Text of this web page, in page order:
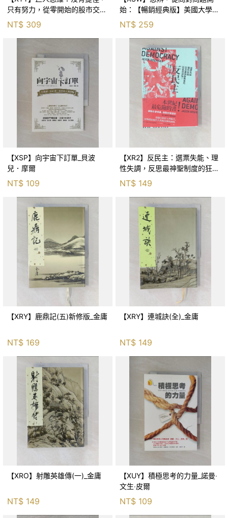
只有努力，從零開始的股市交易
員_巨人傑
NT$ 309
始：【暢銷經典版】美國大學邏
輯思考聖經_尼爾．布朗, 史都
華．基里, 羅耀宗, 蔡宏明, 黃賓
NT$ 259
【XSP】向宇宙下訂單_貝波
兒．摩爾
NT$ 109
【XR2】反民主：選票失能、理
性失調，反思最神聖制度的狂亂
NT$ 149
【XRY】鹿鼎記(五)新修版_金庸
NT$ 169
【XRY】連城訣(全)_金庸
NT$ 149
【XRO】射雕英雄傳(一)_金庸
NT$ 149
【XUY】積極思考的力量_諾曼‧
文生‧皮爾
NT$ 109